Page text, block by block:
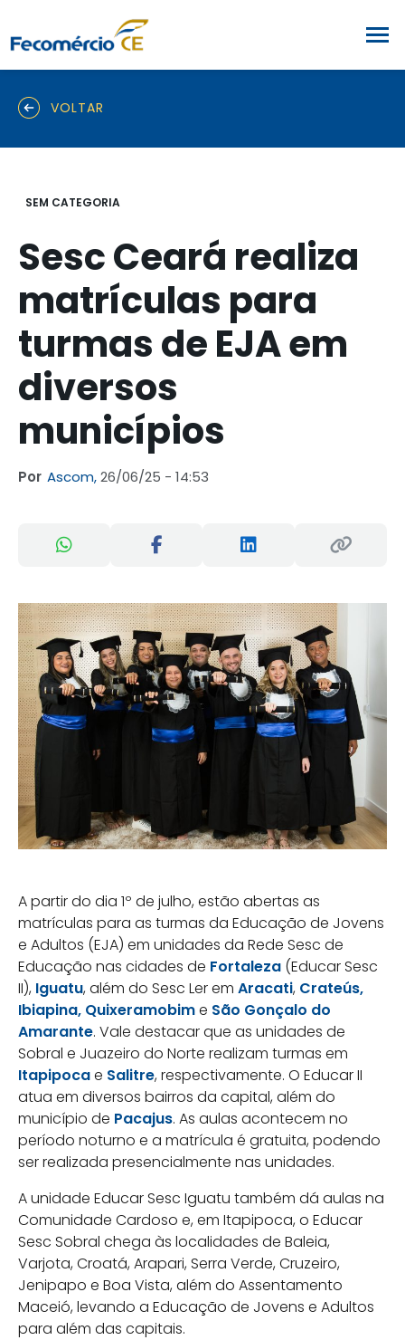
VOLTAR
SEM CATEGORIA
Sesc Ceará realiza
matrículas para
turmas de EJA em
diversos
municípios
Por Ascom,26/06/25 - 14:53
A partir do dia 1º de julho, estão abertas as
matrículas para as turmas da Educação de Jovens
e Adultos (EJA) em unidades da Rede Sesc de
Educação nas cidades de Fortaleza (Educar Sesc
II), Iguatu, além do Sesc Ler em Aracati, Crateús,
Ibiapina, Quixeramobime São Gonçalo do
Amarante. Vale destacar que as unidades de
Sobral e Juazeiro do Norte realizam turmas em
Itapipocae Salitre, respectivamente. O Educar II
atua em diversos bairros da capital, além do
município de Pacajus. As aulas acontecem no
período noturno e a matrícula é gratuita, podendo
ser realizada presencialmente nas unidades.
A unidade Educar Sesc Iguatu também dá aulas na
Comunidade Cardoso e, em Itapipoca, o Educar
Sesc Sobral chega às localidades de Baleia,
Varjota, Croatá, Arapari, Serra Verde, Cruzeiro,
Jenipapo e Boa Vista, além do Assentamento
Maceió, levando a Educação de Jovens e Adultos
para além das capitais.